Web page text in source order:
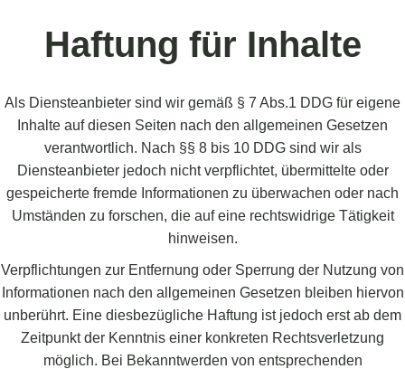
Haftung für Inhalte
Als Diensteanbieter sind wir gemäß § 7 Abs.1 DDG für eigene
Inhalte auf diesen Seiten nach den allgemeinen Gesetzen
verantwortlich. Nach §§ 8 bis 10 DDG sind wir als
Diensteanbieter jedoch nicht verpflichtet, übermittelte oder
gespeicherte fremde Informationen zu überwachen oder nach
Umständen zu forschen, die auf eine rechtswidrige Tätigkeit
hinweisen.
Verpflichtungen zur Entfernung oder Sperrung der Nutzung von
Informationen nach den allgemeinen Gesetzen bleiben hiervon
unberührt. Eine diesbezügliche Haftung ist jedoch erst ab dem
Zeitpunkt der Kenntnis einer konkreten Rechtsverletzung
möglich. Bei Bekanntwerden von entsprechenden